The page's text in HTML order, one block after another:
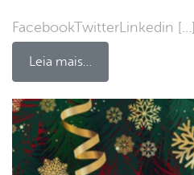
FacebookTwitterLinkedin […]
Leia mais…